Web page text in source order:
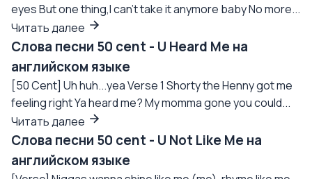
eyes But one thing,I can't take it anymore baby No more...
Читать далее
Слова песни 50 cent - U Heard Me на
английском языке
[50 Cent] Uh huh...yea Verse 1 Shorty the Henny got me
feeling right Ya heard me? My momma gone you could...
Читать далее
Слова песни 50 cent - U Not Like Me на
английском языке